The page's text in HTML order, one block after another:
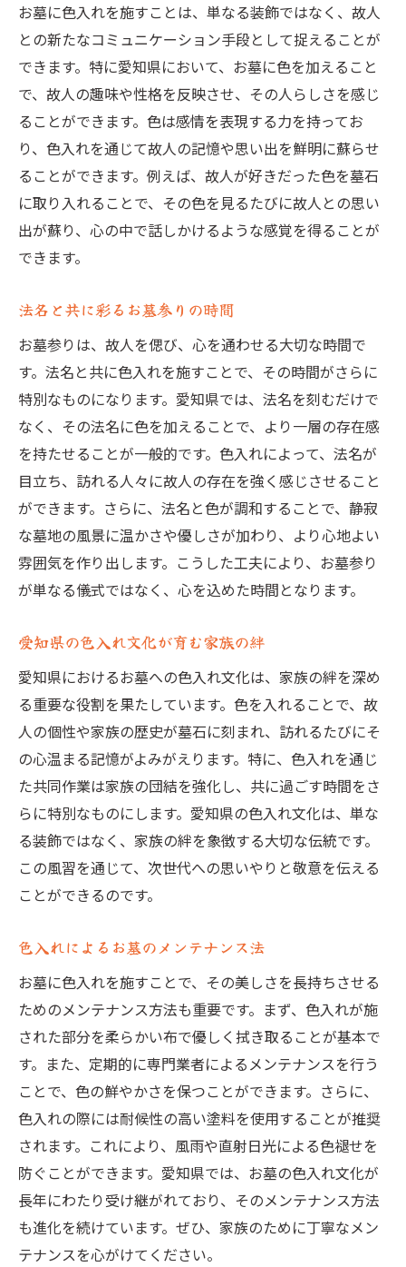
お墓に色入れを施すことは、単なる装飾ではなく、故人
との新たなコミュニケーション手段として捉えることが
できます。特に愛知県において、お墓に色を加えること
で、故人の趣味や性格を反映させ、その人らしさを感じ
ることができます。色は感情を表現する力を持ってお
り、色入れを通じて故人の記憶や思い出を鮮明に蘇らせ
ることができます。例えば、故人が好きだった色を墓石
に取り入れることで、その色を見るたびに故人との思い
出が蘇り、心の中で話しかけるような感覚を得ることが
できます。
法名と共に彩るお墓参りの時間
お墓参りは、故人を偲び、心を通わせる大切な時間で
す。法名と共に色入れを施すことで、その時間がさらに
特別なものになります。愛知県では、法名を刻むだけで
なく、その法名に色を加えることで、より一層の存在感
を持たせることが一般的です。色入れによって、法名が
目立ち、訪れる人々に故人の存在を強く感じさせること
ができます。さらに、法名と色が調和することで、静寂
な墓地の風景に温かさや優しさが加わり、より心地よい
雰囲気を作り出します。こうした工夫により、お墓参り
が単なる儀式ではなく、心を込めた時間となります。
愛知県の色入れ文化が育む家族の絆
愛知県におけるお墓への色入れ文化は、家族の絆を深め
る重要な役割を果たしています。色を入れることで、故
人の個性や家族の歴史が墓石に刻まれ、訪れるたびにそ
の心温まる記憶がよみがえります。特に、色入れを通じ
た共同作業は家族の団結を強化し、共に過ごす時間をさ
らに特別なものにします。愛知県の色入れ文化は、単な
る装飾ではなく、家族の絆を象徴する大切な伝統です。
この風習を通じて、次世代への思いやりと敬意を伝える
ことができるのです。
色入れによるお墓のメンテナンス法
お墓に色入れを施すことで、その美しさを長持ちさせる
ためのメンテナンス方法も重要です。まず、色入れが施
された部分を柔らかい布で優しく拭き取ることが基本で
す。また、定期的に専門業者によるメンテナンスを行う
ことで、色の鮮やかさを保つことができます。さらに、
色入れの際には耐候性の高い塗料を使用することが推奨
されます。これにより、風雨や直射日光による色褪せを
防ぐことができます。愛知県では、お墓の色入れ文化が
長年にわたり受け継がれており、そのメンテナンス方法
も進化を続けています。ぜひ、家族のために丁寧なメン
テナンスを心がけてください。